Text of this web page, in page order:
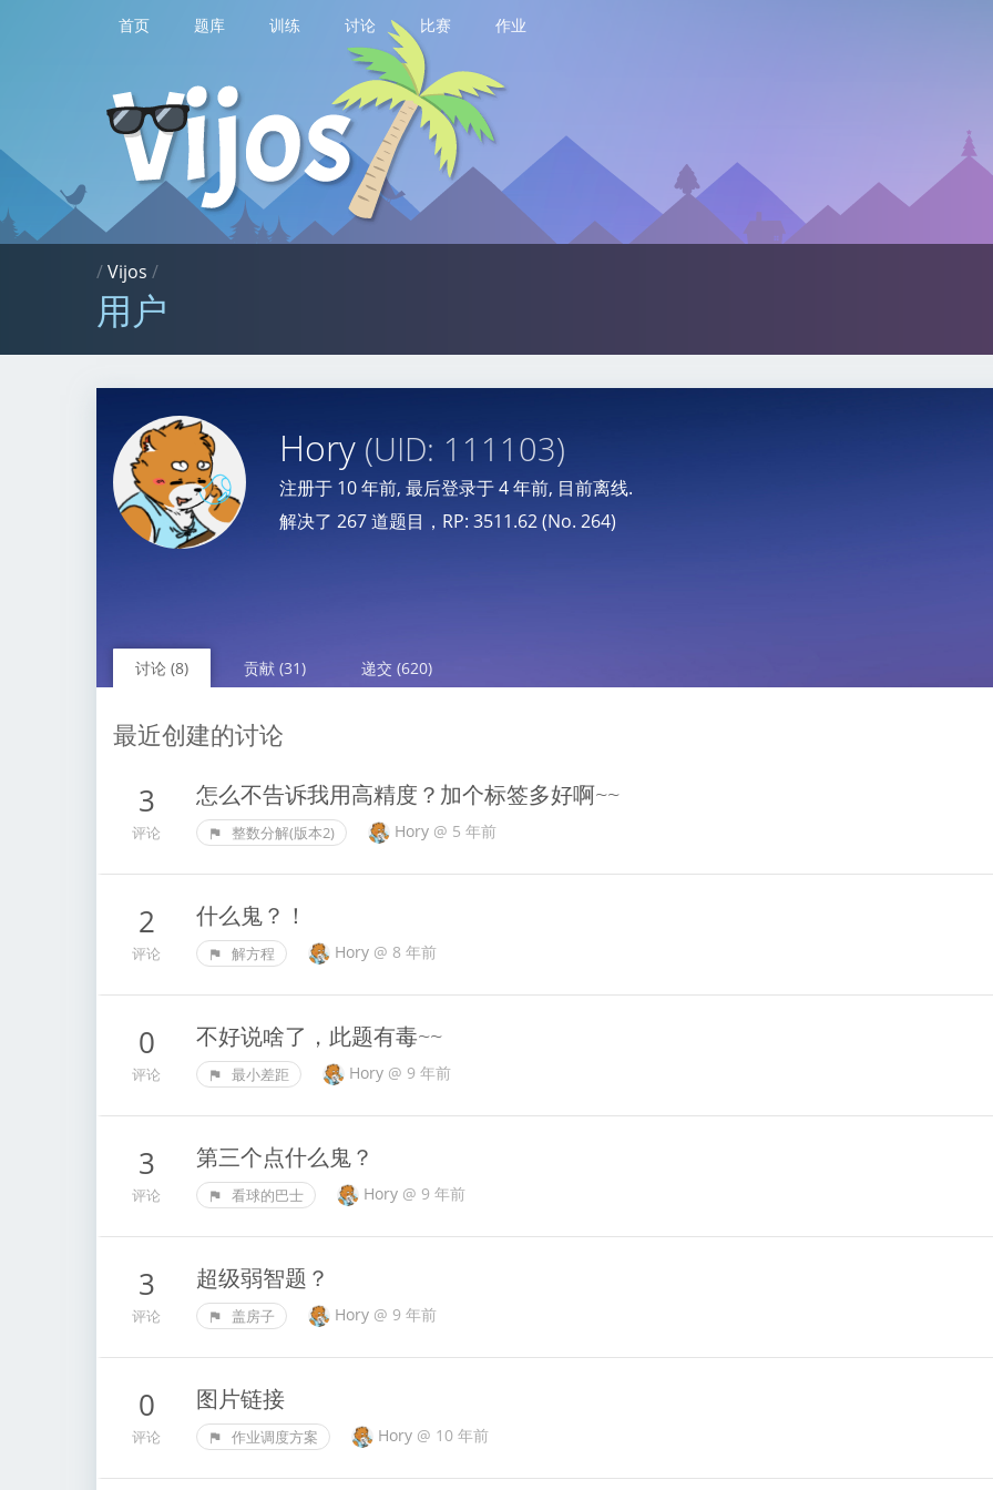
首页 题库 训练 讨论 比赛 作业
/Vijos /
用户
Hory (UID: 111103)
注册于 10 年前, 最后登录于4 年前, 目前离线.
解决了 267 道题目，RP: 3511.62 (No. 264)
讨论 (8) 贡献 (31) 递交 (620)
最近创建的讨论
3
评论
怎么不告诉我用高精度？加个标签多好啊~~
整数分解(版本2) Hory @ 5 年前
2
评论
什么鬼？！
解方程 Hory @ 8 年前
0
评论
不好说啥了，此题有毒~~
最小差距 Hory @ 9 年前
3
评论
第三个点什么鬼？
看球的巴士 Hory @ 9 年前
3
评论
超级弱智题？
盖房子 Hory @ 9 年前
0
评论
图片链接
作业调度方案 Hory @ 10 年前